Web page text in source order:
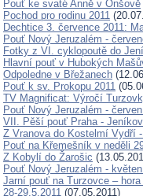
Pouť ke svaté Anně v Onšově
Pochod pro rodinu 2011
Dechtice 3. července 2011:
Pouť Nový Jeruzalém -
Fotky z VI. cyklopoutě do
Hlavní pouť v Hubokých
Odpoledne v Břežanech
Pouť k sv. Prokopu 2011
TV Magnificat: Výročí
Pouť Nový Jeruzalém -
VII. Pěší pouť Praha -
Z Vranova do Kostelmí Vydří
Pouť na Křemešník v neděli
Z Kobylí do Žarošic
Pouť Nový Jeruzalém -
Jarní pouť na Turzovce –
28-29.5.2011 (07.05.2011)